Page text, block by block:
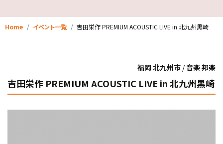
Home イベント一覧 吉田栄作 PREMIUM ACOUSTIC LIVE in 北九州黒崎
福岡 北九州市 /音楽 邦楽
吉田栄作 PREMIUM ACOUSTIC LIVE in 北九州黒崎